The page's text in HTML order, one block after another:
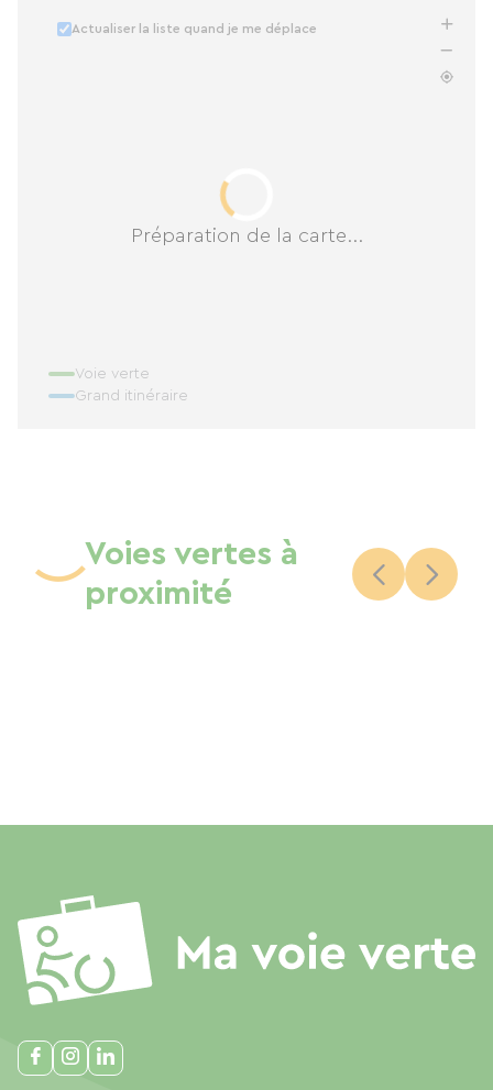
Préparation de la carte...
Actualiser la liste quand je me déplace
Voie verte
Grand itinéraire
Voies vertes à
proximité